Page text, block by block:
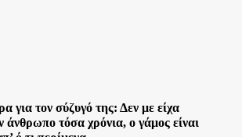
για τον σύζυγό της: Δεν με είχα
άνθρωπο τόσα χρόνια, ο γάμος είναι